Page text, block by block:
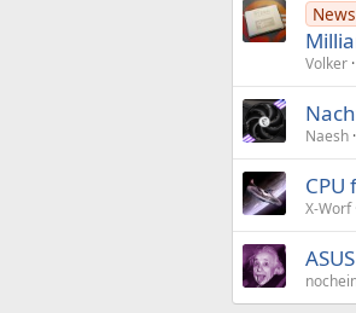
News
Volker
Naesh
CPU
X-Worf